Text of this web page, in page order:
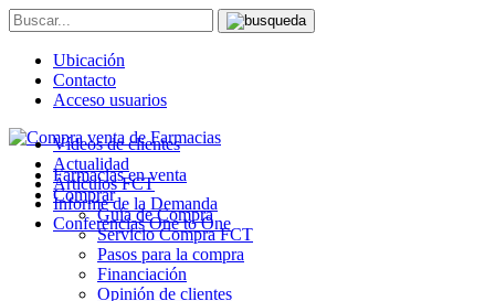
Ubicación
Contacto
Acceso usuarios
Farmacias en venta
Comprar
Guía de Compra
Servicio Compra FCT
Pasos para la compra
Financiación
Opinión de clientes
Vídeos de clientes
Actualidad
Artículos FCT
Informe de la Demanda
Conferencias One to One